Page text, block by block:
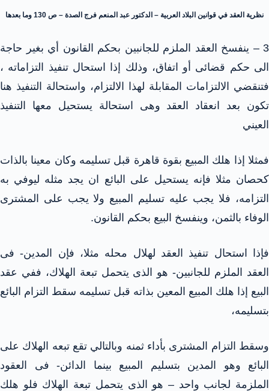
نظرية العقد في قوانين البلاد العربية – الدكتور عبد المنعم فرج الصدة – ص 130 وما بعدها
3 – ينفسخ العقد الملزم للجانبين بحكم القانون أي بغير حاجة
الى حكم قضائى أو اتفاق، وذلك إذا استحال تنفيذ التزاماته ،
فتنقضي الالتزامات المقابلة لهذا الالتزام، واستحالة التنفيذ هنا
تكون بعد انعقاد العقد وهى استحالة يستحيل معها التنفيذ
العيني
فمثلا إذا هلك المبيع بقوة قاهرة قبل تسليمه وكان معينا بالذات
كحصان مثلا فإنه يستحيل على البائع ان يجد مثله ليوفي به
التزامه، فلا يجب عليه تسليم المبيع ولا يجب على المشترى
الوفاء بالثمن، وينفسخ البيع بحكم القانون.
فإذا استحال تنفيذ العقد لهلال محله مثلا، فإن المدين- فى
العقد الملزم للجانبين- هو الذى يتحمل تبعة الهلاك، ففي عقد
البيع إذا هلك المبيع المعين بذاته قبل تسليمه سقط التزام البائع
بتسليمه،
وسقط التزام المشترى بأداء ثمنه وبالتالي تقع تبعه الهلاك على
البائع وهو المدين بتسليم المبيع بينما الدائن- فى العقود
الملزمة لجانب واحد – هو الذى يتحمل تبعة الهلاك فلو هلك